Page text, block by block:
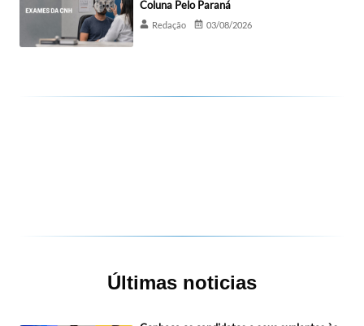
Coluna Pelo Paraná
Redação 03/08/2026
Últimas noticias